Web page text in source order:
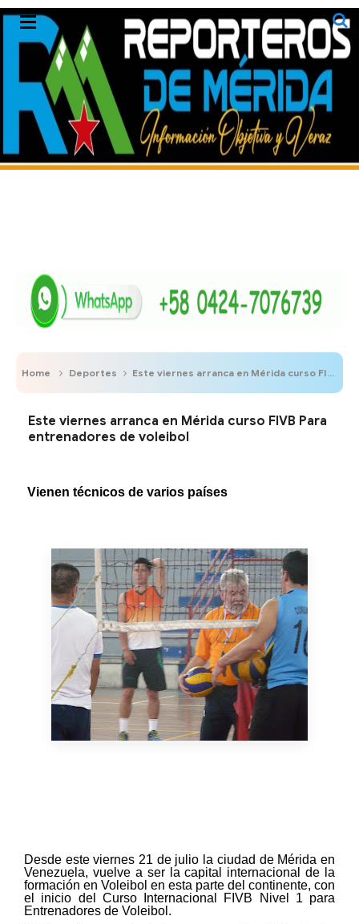
Home Deportes Este viernes arranca en Mérida curso FIVB Para entrenadores de voleibol
Este viernes arranca en Mérida curso FIVB Para
entrenadores de voleibol
Vienen técnicos de varios países
Desde este viernes 21 de julio la ciudad de Mérida en
Venezuela, vuelve a ser la capital internacional de la
formación en Voleibol en esta parte del continente, con
el inicio del Curso Internacional FIVB Nivel 1 para
Entrenadores de Voleibol.